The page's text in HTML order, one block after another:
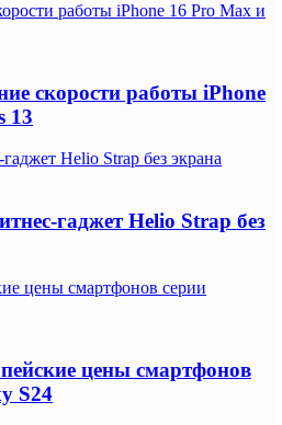
работы iPhone 16 Pro Max и
скорости работы iPhone
13
Helio Strap без экрана
гаджет Helio Strap без
цены смартфонов серии
цены смартфонов
S24